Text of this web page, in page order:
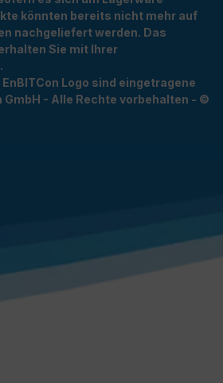
könnten bereits nicht mehr auf
nachgeliefert werden. Das
Sie mit Ihrer
Logo sind eingetragene
GmbH - Alle Rechte vorbehalten - ©